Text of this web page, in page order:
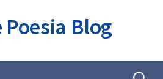
Poesia Blog